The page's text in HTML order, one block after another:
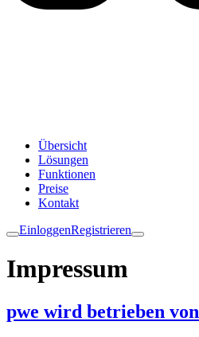
Übersicht
Lösungen
Funktionen
Preise
Kontakt
EinloggenRegistrieren
Impressum
pwe wird betrieben von